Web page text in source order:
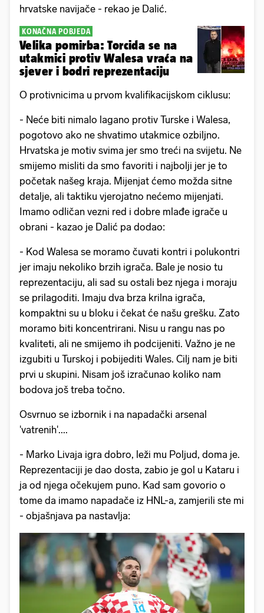
hrvatske navijače - rekao je Dalić.
KONAČNA POBJEDA
Velika pomirba: Torcida se na
utakmici protiv Walesa vraća na
sjever i bodri reprezentaciju
O protivnicima u prvom kvalifikacijskom ciklusu:
- Neće biti nimalo lagano protiv Turske i Walesa,
pogotovo ako ne shvatimo utakmice ozbiljno.
Hrvatska je motiv svima jer smo treći na svijetu. Ne
smijemo misliti da smo favoriti i najbolji jer je to
početak našeg kraja. Mijenjat ćemo možda sitne
detalje, ali taktiku vjerojatno nećemo mijenjati.
Imamo odličan vezni red i dobre mlađe igrače u
obrani - kazao je Dalić pa dodao:
- Kod Walesa se moramo čuvati kontri i polukontri
jer imaju nekoliko brzih igrača. Bale je nosio tu
reprezentaciju, ali sad su ostali bez njega i moraju
se prilagoditi. Imaju dva brza krilna igrača,
kompaktni su u bloku i čekat će našu grešku. Zato
moramo biti koncentrirani. Nisu u rangu nas po
kvaliteti, ali ne smijemo ih podcijeniti. Važno je ne
izgubiti u Turskoj i pobijediti Wales. Cilj nam je biti
prvi u skupini. Nisam još izračunao koliko nam
bodova još treba točno.
Osvrnuo se izbornik i na napadački arsenal
'vatrenih'....
- Marko Livaja igra dobro, leži mu Poljud, doma je.
Reprezentaciji je dao dosta, zabio je gol u Kataru i
ja od njega očekujem puno. Kad sam govorio o
tome da imamo napadače iz HNL-a, zamjerili ste mi
- objašnjava pa nastavlja: